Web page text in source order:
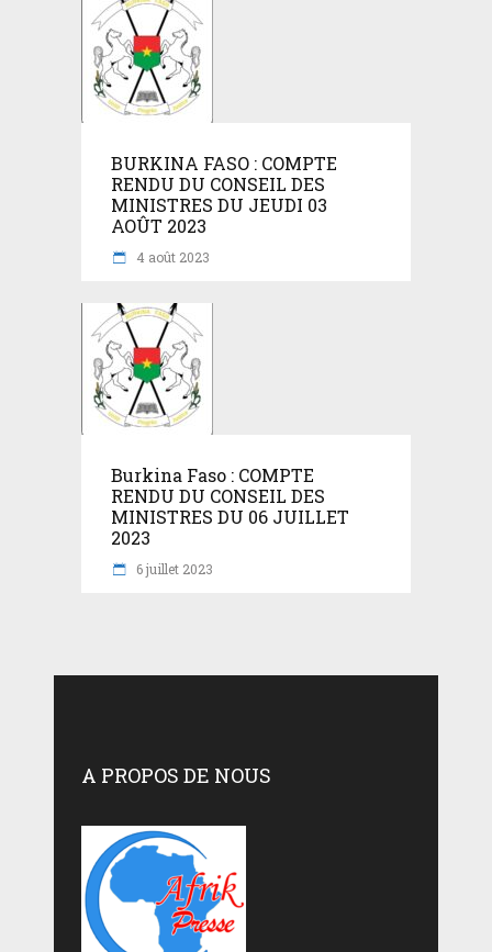
BURKINA FASO : COMPTE
RENDU DU CONSEIL DES
MINISTRES DU JEUDI 03
AOÛT 2023
4 août 2023
Burkina Faso : COMPTE
RENDU DU CONSEIL DES
MINISTRES DU 06 JUILLET
2023
6 juillet 2023
A PROPOS DE NOUS